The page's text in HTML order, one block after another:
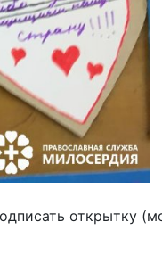
открытку